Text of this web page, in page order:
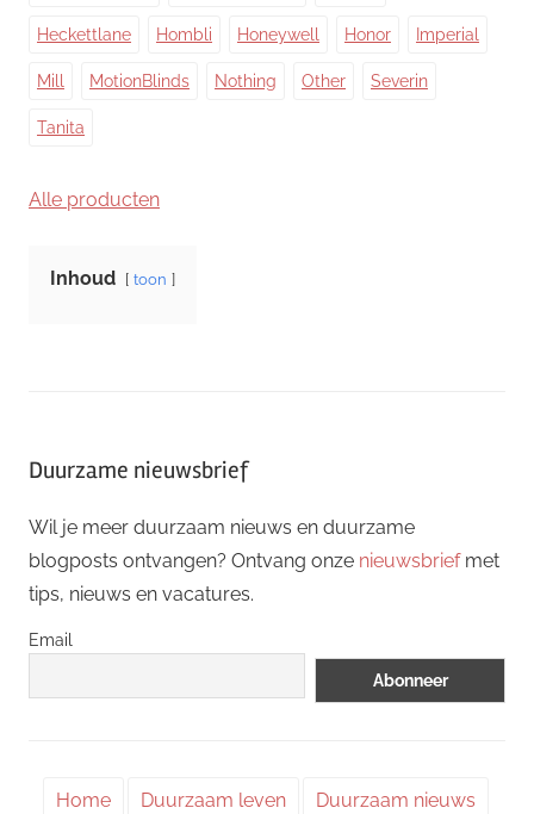
Heckettlane Hombli Honeywell Honor Imperial
Mill MotionBlinds Nothing Other Severin
Tanita
Alle producten
Inhoud toon
Duurzame nieuwsbrief
Wil je meer duurzaam nieuws en duurzame
blogposts ontvangen? Ontvang onze nieuwsbriefmet
tips, nieuws en vacatures.
Email
Home Duurzaam leven Duurzaam nieuws